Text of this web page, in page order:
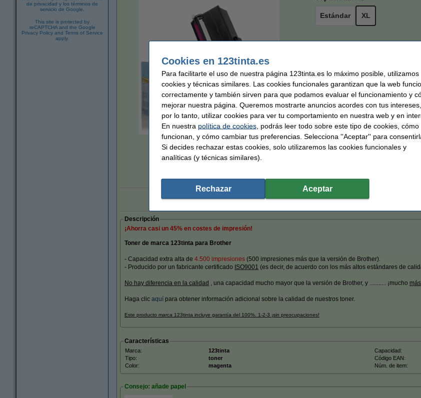
de privacidad y los términos de
servicio de Google
This site is protected by
reCAPTCHA and the Google
Privacy Policy and Terms of Service
apply.
Estándar XL
87,50 € Por página
0,019 €
En stock
Marca 123tinta: ¡Hasta un 70% más barato! Rápido y barato Garantía de por vida
Descripción
¡Ahorra casi un 45% en costes de impresión!
Toner de marca 123tinta para Brother
- Capacidad extra alta de 4.500 impresiones (500 impresiones más que la versión de Brother).
- Producido por un fabricante certificado ISO9001 (es decir, de acuerdo con los más altos estándares de
No hay diferencia en la calidad , una capacidad mucho mayor que la versión de Brother, y ........... ¡mucho
Haga clic aquí para obtener información adicional sobre la calidad de nuestros toner.
Este producto marca 123tinta incluye garantía del 100%. 1-2-3 ¡sin preocupaciones!
Características
Marca: 123tinta Capacidad:
Tipo:
toner Código EAN:
Color:
magenta Núm. de item:
Consejo: añade papel
Cookies en 123tinta.es
Para facilitarte el uso de nuestra página 123tinta.es lo máximo posible, utilizamos
cookies y técnicas similares. Las cookies funcionales garantizan que la web
correctamente y también sirven para que podamos evaluar el funcionamiento y
mejorar nuestra página. Queremos mostrarte anuncios acordes con tus
por lo tanto, utilizar cookies para ver tu comportamiento en nuestra web y en
En nuestra política de cookies, podrás leer todo sobre este tipo de cookies, cómo
funcionan, y cómo cambiar tus preferencias. Selecciona ''Aceptar'' para
Si decides rechazar estas cookies, solo utilizaremos las cookies funcionales y
analíticas (y técnicas similares).
Rechazar Aceptar